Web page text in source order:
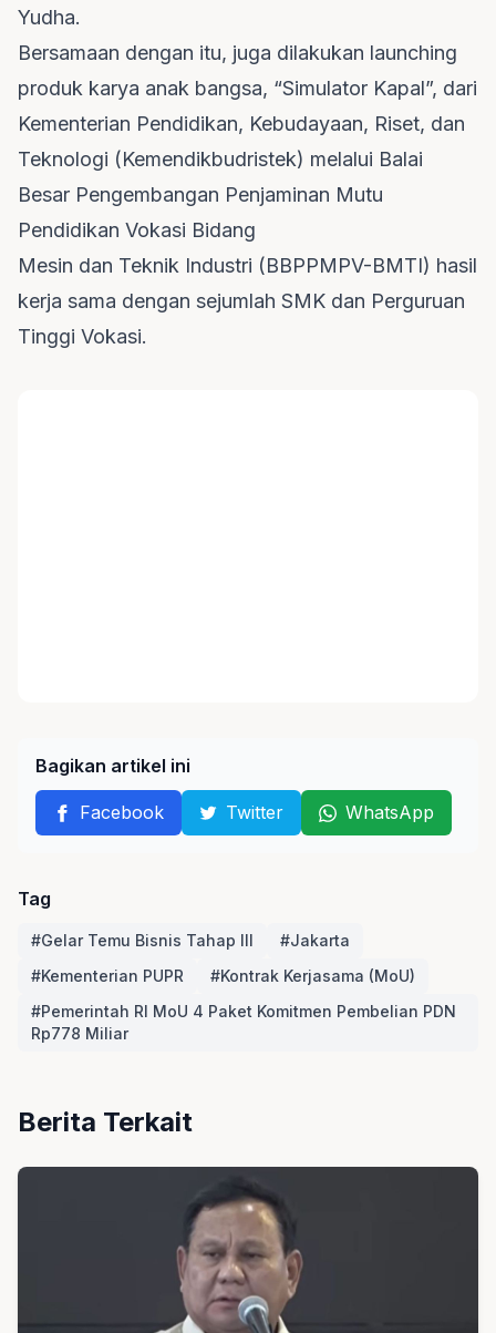
Yudha.
Bersamaan dengan itu, juga dilakukan launching
produk karya anak bangsa, “Simulator Kapal”, dari
Kementerian Pendidikan, Kebudayaan, Riset, dan
Teknologi (Kemendikbudristek) melalui Balai
Besar Pengembangan Penjaminan Mutu
Pendidikan Vokasi Bidang
Mesin dan Teknik Industri (BBPPMPV-BMTI) hasil
kerja sama dengan sejumlah SMK dan Perguruan
Tinggi Vokasi.
Bagikan artikel ini
Facebook Twitter WhatsApp
Tag
#Gelar Temu Bisnis Tahap III
#Jakarta
#Kementerian PUPR
#Kontrak Kerjasama (MoU)
#Pemerintah RI MoU 4 Paket Komitmen Pembelian PDN
Rp778 Miliar
Berita Terkait